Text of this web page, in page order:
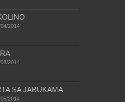
2014
2014
SA JABUKAMA
2014